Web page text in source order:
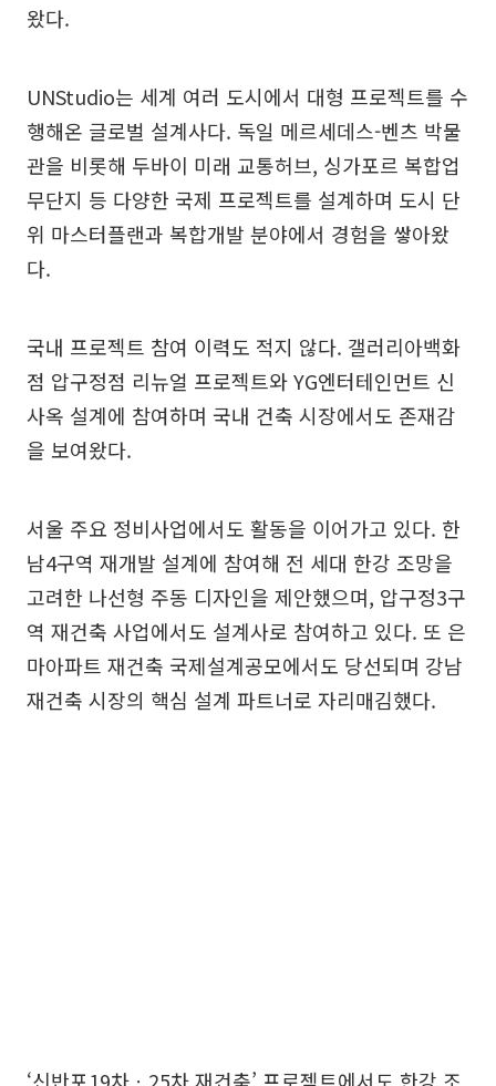
왔다.
UNStudio는 세계 여러 도시에서 대형 프로젝트를 수
행해온 글로벌 설계사다. 독일 메르세데스-벤츠 박물
관을 비롯해 두바이 미래 교통허브, 싱가포르 복합업
무단지 등 다양한 국제 프로젝트를 설계하며 도시 단
위 마스터플랜과 복합개발 분야에서 경험을 쌓아왔
다.
국내 프로젝트 참여 이력도 적지 않다. 갤러리아백화
점 압구정점 리뉴얼 프로젝트와 YG엔터테인먼트 신
사옥 설계에 참여하며 국내 건축 시장에서도 존재감
을 보여왔다.
서울 주요 정비사업에서도 활동을 이어가고 있다. 한
남4구역 재개발 설계에 참여해 전 세대 한강 조망을
고려한 나선형 주동 디자인을 제안했으며, 압구정3구
역 재건축 사업에서도 설계사로 참여하고 있다. 또 은
마아파트 재건축 국제설계공모에서도 당선되며 강남
재건축 시장의 핵심 설계 파트너로 자리매김했다.